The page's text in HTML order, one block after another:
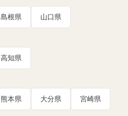
島根県 山口県
高知県
熊本県 大分県 宮崎県